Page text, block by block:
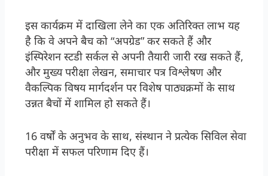
इस कार्यक्रम में दाखिला लेने का एक अतिरिक्त लाभ यह
है कि वे अपने बैच को “अपग्रेड” कर सकते हैं और
इंस्पिरेशन स्टडी सर्कल से अपनी तैयारी जारी रख सकते हैं,
और मुख्य परीक्षा लेखन, समाचार पत्र विश्लेषण और
वैकल्पिक विषय मार्गदर्शन पर विशेष पाठ्यक्रमों के साथ
उन्नत बैचों में शामिल हो सकते हैं।
16 वर्षों के अनुभव के साथ, संस्थान ने प्रत्येक सिविल सेवा
परीक्षा में सफल परिणाम दिए हैं।